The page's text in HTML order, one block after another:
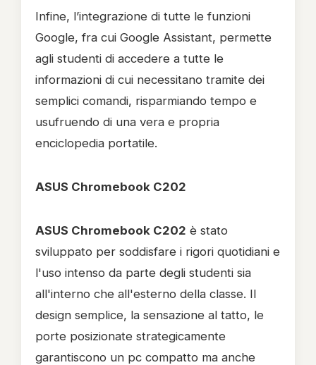
Infine, l’integrazione di tutte le funzioni
Google, fra cui Google Assistant, permette
agli studenti di accedere a tutte le
informazioni di cui necessitano tramite dei
semplici comandi, risparmiando tempo e
usufruendo di una vera e propria
enciclopedia portatile.
ASUS Chromebook C202
ASUS Chromebook C202 è stato
sviluppato per soddisfare i rigori quotidiani e
l'uso intenso da parte degli studenti sia
all'interno che all'esterno della classe. Il
design semplice, la sensazione al tatto, le
porte posizionate strategicamente
garantiscono un pc compatto ma anche